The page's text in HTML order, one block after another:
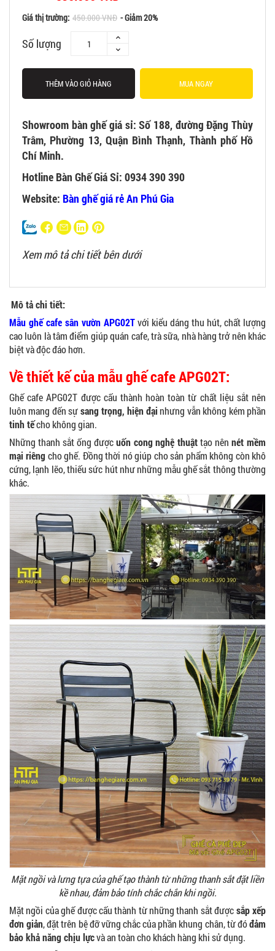
Giá thị trường: 450.000 VNĐ - Giảm 20%
Số lượng
THÊM VÀO GIỎ HÀNG MUA NGAY
Showroom bàn ghế giá sỉ: Số 188, đường Đặng Thùy
Trâm, Phường 13, Quận Bình Thạnh, Thành phố Hồ
Chí Minh.
Hotline Bàn Ghế Giá Sỉ: 0934 390 390
Website: Bàn ghế giá rẻ An Phú Gia
Xem mô tả chi tiết bên dưới
Mô tả chi tiết:
Mẫu ghế cafe sân vườn APG02Tvới kiểu dáng thu hút, chất lượng
cao luôn là tâm điểm giúp quán cafe, trà sữa, nhà hàng trở nên khác
biệt và độc đáo hơn.
Về thiết kế của mẫu ghế cafe APG02T:
Ghế cafe APG02T được cấu thành hoàn toàn từ chất liệu sắt nên
luôn mang đến sựsang trọng, hiện đại nhưng vẫn không kém phần
tinh tếcho không gian.
Những thanh sắt ống đượcuốn cong nghệ thuậttạo nênnét mềm
mại riêng cho ghế. Đồng thời nó giúp cho sản phẩm không còn khô
cứng, lạnh lẽo, thiếu sức hút như những mẫu ghế sắt thông thường
khác.
Mặt ngồi và lưng tựa của ghế tạo thành từ những thanh sắt đặt liền
kề nhau, đảm bảo tính chắc chắn khi ngồi.
Mặt ngồi của ghế được cấu thành từ những thanh sắt đượcsắp xếp
đơn giản, đặt trên bệ đỡ vững chắc của phần khung chân, từ đóđảm
bảo khả năng chịu lựcvà an toàn cho khách hàng khi sử dụng.